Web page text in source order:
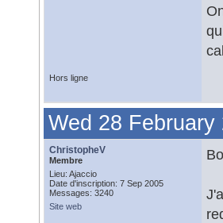
Hors ligne
Wed 28 February
ChristopheV
Membre
Lieu: Ajaccio
Date d'inscription: 7 Sep 2005
Messages: 3240
Site web